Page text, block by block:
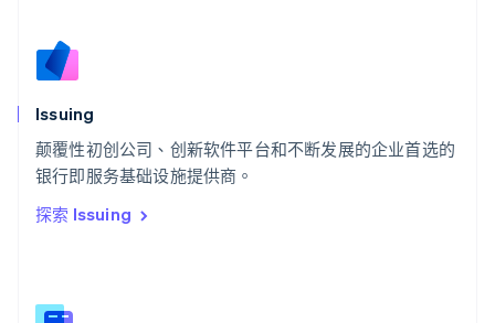
Issuing
颠覆性初创公司、创新软件平台和不断发展的企业首选的
银行即服务基础设施提供商。
探索 Issuing
斯洛伐克
English
斯洛文尼亚
English
泰国
ไทยEnglish
English
English